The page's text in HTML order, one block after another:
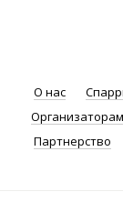
О нас
Организаторам
Партнерство